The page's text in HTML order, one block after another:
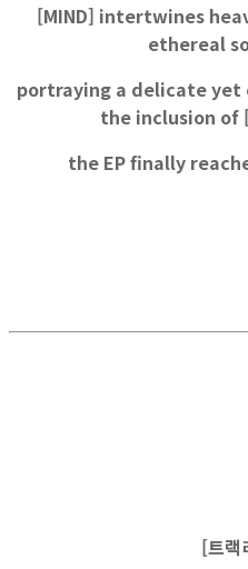
[MIND] intertwines
ethereal
portraying a delicate
the inclusion of
the EP finally
[트랙